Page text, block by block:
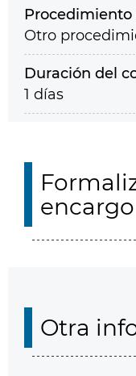
Otro
Duración del
1 días
encargo
Otra